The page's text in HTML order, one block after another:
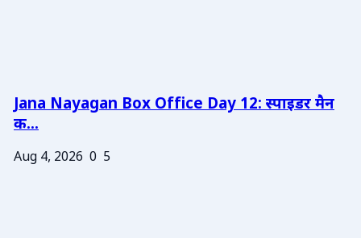
Jana Nayagan Box Office Day 12: स्पाइडर मैन
क...
Aug 4, 2026 0 5